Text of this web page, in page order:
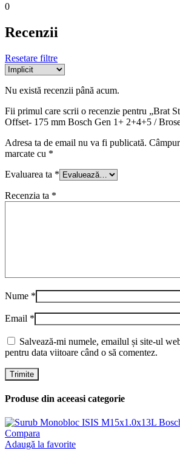
0
Recenzii
Resetare filtre
Nu există recenzii până acum.
Fii primul care scrii o recenzie pentru „Brat
Offset- 175 mm Bosch Gen 1+ 2+4+5 /
Adresa ta de email nu va fi publicată.
marcate cu *
Evaluarea ta *
Recenzia ta *
Nume *
Email *
Salvează-mi numele, emailul și site-ul
pentru data viitoare când o să comentez.
Produse din aceeasi categorie
Compara
Adaugă la favorite